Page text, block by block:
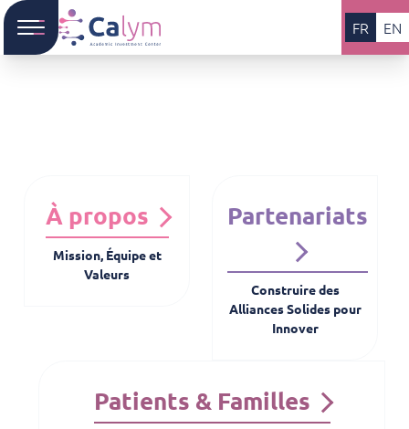
FR EN
À propos
Mission, Équipe et
Valeurs
Partenariats
Construire des
Alliances Solides pour
Innover
Patients & Familles